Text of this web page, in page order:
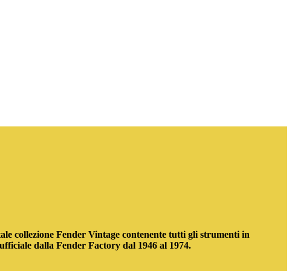
collezione Fender Vintage contenente tutti gli strumenti in
dalla Fender Factory dal 1946 al 1974.